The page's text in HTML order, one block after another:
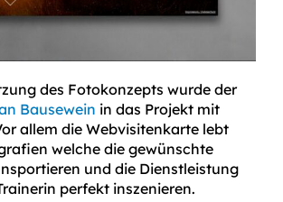
des Fotokonzepts wurde der
Bausewein in das Projekt mit
allem die Webvisitenkarte lebt
welche die gewünschte
und die Dienstleistung
perfekt inszenieren.